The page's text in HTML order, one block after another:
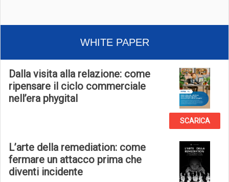
WHITE PAPER
Dalla visita alla relazione: come
ripensare il ciclo commerciale
nell’era phygital
SCARICA
L’arte della remediation: come
fermare un attacco prima che
diventi incidente